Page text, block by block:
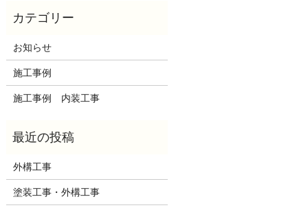
お知らせ
施工事例
施工事例 内装工事
外構工事
塗装工事・外構工事